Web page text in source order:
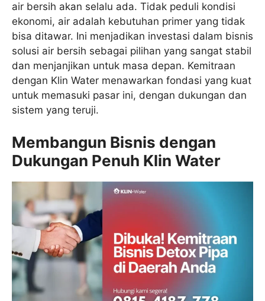
air bersih akan selalu ada. Tidak peduli kondisi
ekonomi, air adalah kebutuhan primer yang tidak
bisa ditawar. Ini menjadikan investasi dalam bisnis
solusi air bersih sebagai pilihan yang sangat stabil
dan menjanjikan untuk masa depan. Kemitraan
dengan Klin Water menawarkan fondasi yang kuat
untuk memasuki pasar ini, dengan dukungan dan
sistem yang teruji.
Membangun Bisnis dengan
Dukungan Penuh Klin Water